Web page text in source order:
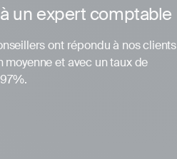
un expert comptable
ont répondu à nos clients
moyenne et avec un taux de